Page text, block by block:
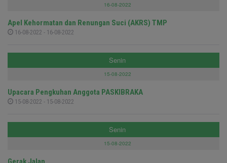
16-08-2022
Apel Kehormatan dan Renungan Suci (AKRS) TMP
16-08-2022 - 16-08-2022
Senin
15-08-2022
Upacara Pengkuhan Anggota PASKIBRAKA
15-08-2022 - 15-08-2022
Senin
15-08-2022